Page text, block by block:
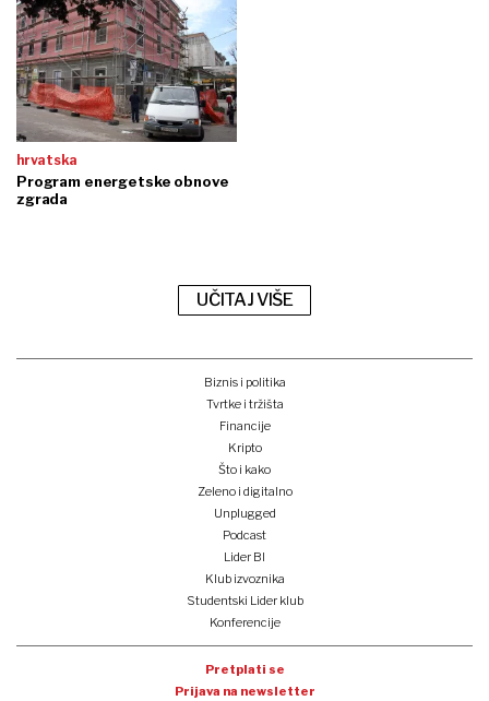
hrvatska
Program energetske obnove
zgrada
UČITAJ VIŠE
Biznis i politika
Tvrtke i tržišta
Financije
Kripto
Što i kako
Zeleno i digitalno
Unplugged
Podcast
Lider BI
Klub izvoznika
Studentski Lider klub
Konferencije
Pretplati se
Prijava na newsletter